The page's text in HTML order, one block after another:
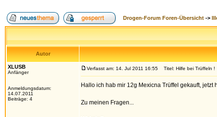
Drogen-Forum Foren-Übersicht ->
Autor
XLUSB
Anfänger
Anmeldungsdatum:
14.07.2011
Beiträge: 4
Verfasst am: 14. Jul 2011 16:55 Titel: Hilfe bei Trüffeln !
Hallo ich hab mir 12g Mexicna Trüffel gekauft,
Zu meinen Fragen...